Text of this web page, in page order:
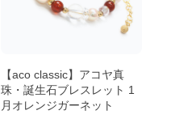
【aco classic】アコヤ真
珠・誕生石ブレスレット 1
月オレンジガーネット